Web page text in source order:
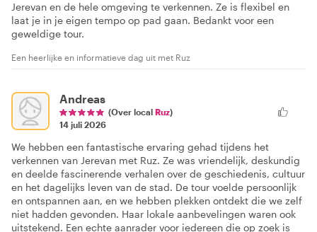
Jerevan en de hele omgeving te verkennen. Ze is flexibel en
laat je in je eigen tempo op pad gaan. Bedankt voor een
geweldige tour.
Een heerlijke en informatieve dag uit met Ruz
Andreas
(Over local Ruz)
14 juli 2026
We hebben een fantastische ervaring gehad tijdens het
verkennen van Jerevan met Ruz. Ze was vriendelijk, deskundig
en deelde fascinerende verhalen over de geschiedenis, cultuur
en het dagelijks leven van de stad. De tour voelde persoonlijk
en ontspannen aan, en we hebben plekken ontdekt die we zelf
niet hadden gevonden. Haar lokale aanbevelingen waren ook
uitstekend. Een echte aanrader voor iedereen die op zoek is